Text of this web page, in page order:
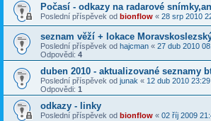
Počasí - odkazy na radarové
Poslední příspěvek od bionflow « 28 srp 2010
seznam věží + lokace
Poslední příspěvek od hajcman « 27 dub 2010
Odpovědi: 4
duben 2010 - aktualizované seznamy
Poslední příspěvek od junak « 12 dub 2010 23:29
Odpovědi: 1
odkazy - linky
Poslední příspěvek od bionflow « 02 říj 2009